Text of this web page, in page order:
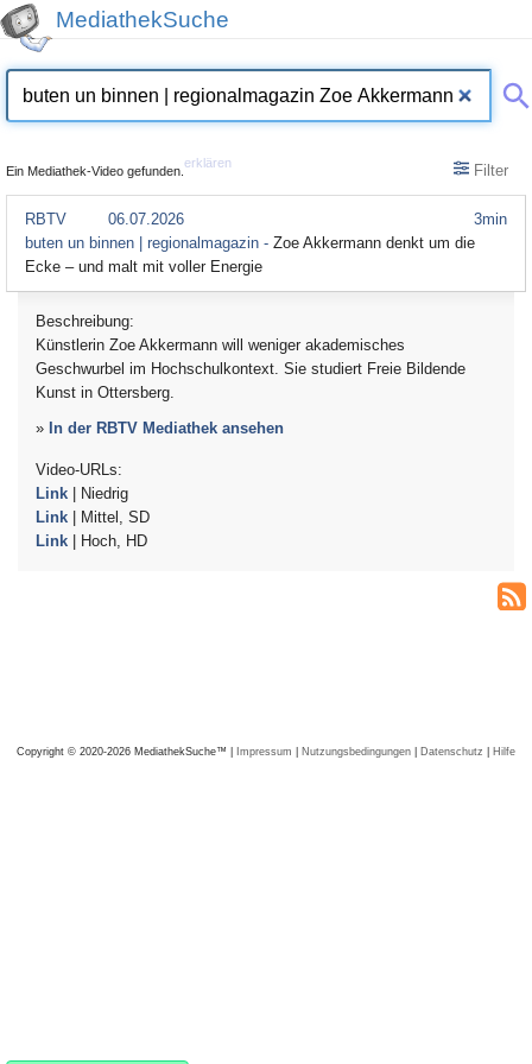
MediathekSuche
Ein Mediathek-Video gefunden.
erklären Filter
3min
RBTV
06.07.2026
buten un binnen | regionalmagazin - Zoe Akkermann denkt um die
Ecke – und malt mit voller Energie
Beschreibung:
Künstlerin Zoe Akkermann will weniger akademisches
Geschwurbel im Hochschulkontext. Sie studiert Freie Bildende
Kunst in Ottersberg.
» In der RBTV Mediathek ansehen
Video-URLs:
Link | Niedrig
Link | Mittel, SD
Link | Hoch, HD
Copyright © 2020-2026 MediathekSuche™ | Impressum | Nutzungsbedingungen | Datenschutz | Hilfe